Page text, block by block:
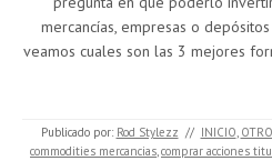
mercancías, empresas o
veamos cuales son las 3 mejores
Publicado por: Rod Stylezz // INICIO,
commodities mercancias,comprar acciones